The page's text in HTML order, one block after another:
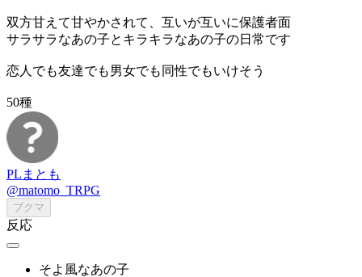
双方甘えて甘やかされて、互いが互いに保護者面
サラサラなあの子とキラキラなあの子の日常です
恋人でも友達でも男女でも同性でもいけそう
50種
PLまとも
@matomo_TRPG
ブクマ
反応
そよ風なあの子